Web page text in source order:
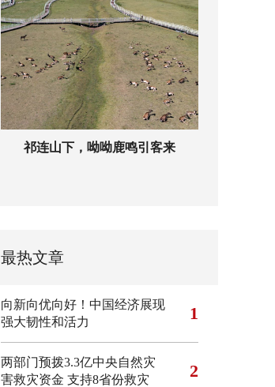
祁连山下，呦呦鹿鸣引客来
最热文章
向新向优向好！中国经济展现
强大韧性和活力
1
两部门预拨3.3亿中央自然灾
害救灾资金 支持8省份救灾
2